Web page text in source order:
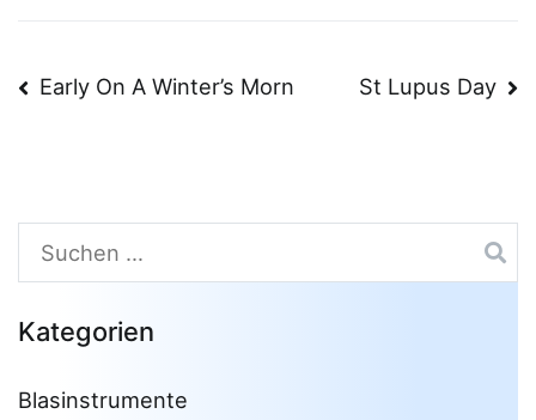
Beitragsnavigation
Early On A Winter’s Morn St Lupus Day
Suchen
nach:
Kategorien
Blasinstrumente